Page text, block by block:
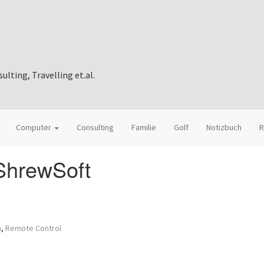
Travelling et.al.
Computer Consulting Familie Golf Notizbuch
, Remote Control